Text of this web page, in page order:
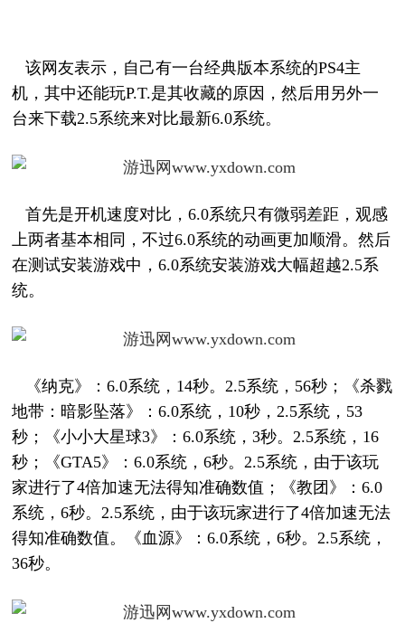
该网友表示，自己有一台经典版本系统的PS4主
机，其中还能玩P.T.是其收藏的原因，然后用另外一
台来下载2.5系统来对比最新6.0系统。
首先是开机速度对比，6.0系统只有微弱差距，观感
上两者基本相同，不过6.0系统的动画更加顺滑。然后
在测试安装游戏中，6.0系统安装游戏大幅超越2.5系
统。
《纳克》：6.0系统，14秒。2.5系统，56秒；《杀戮
地带：暗影坠落》：6.0系统，10秒，2.5系统，53
秒；《小小大星球3》：6.0系统，3秒。2.5系统，16
秒；《GTA5》：6.0系统，6秒。2.5系统，由于该玩
家进行了4倍加速无法得知准确数值；《教团》：6.0
系统，6秒。2.5系统，由于该玩家进行了4倍加速无法
得知准确数值。《血源》：6.0系统，6秒。2.5系统，
36秒。